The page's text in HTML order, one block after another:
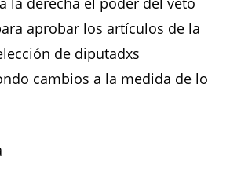
aprobar los artículos de la
de diputadxs
cambios a la medida de lo